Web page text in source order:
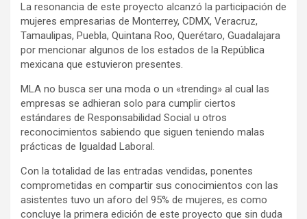
La resonancia de este proyecto alcanzó la participación de
mujeres empresarias de Monterrey, CDMX, Veracruz,
Tamaulipas, Puebla, Quintana Roo, Querétaro, Guadalajara
por mencionar algunos de los estados de la República
mexicana que estuvieron presentes.
MLA no busca ser una moda o un «trending» al cual las
empresas se adhieran solo para cumplir ciertos
estándares de Responsabilidad Social u otros
reconocimientos sabiendo que siguen teniendo malas
prácticas de Igualdad Laboral.
Con la totalidad de las entradas vendidas, ponentes
comprometidas en compartir sus conocimientos con las
asistentes tuvo un aforo del 95% de mujeres, es como
concluye la primera edición de este proyecto que sin duda